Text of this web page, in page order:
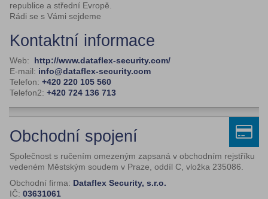
republice a střední Evropě.
Rádi se s Vámi sejdeme
Kontaktní informace
Web:
http://www.dataflex-security.com/
E-mail: info@dataflex-security.com
Telefon: +420 220 105 560
Telefon2: +420 724 136 713
Obchodní spojení
Společnost s ručením omezeným zapsaná v obchodním rejstříku
vedeném Městským soudem v Praze, oddíl C, vložka 235086.
Obchodní firma: Dataflex Security, s.r.o.
IČ: 03631061